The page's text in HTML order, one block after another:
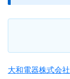
大和電器株式会社